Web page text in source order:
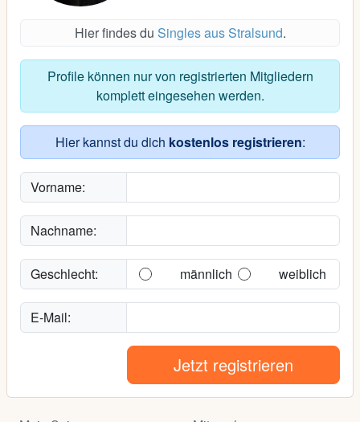
Hier findes du Singles aus Stralsund.
Profile können nur von registrierten Mitgliedern
komplett eingesehen werden.
Hier kannst du dich kostenlos registrieren:
Vorname:
Nachname:
Geschlecht: männlich weiblich
E-Mail:
Jetzt registrieren